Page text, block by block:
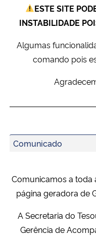
Controladoria-Geral da União
Advocacia-Geral da União
Planalto
ESTE SITE
INSTABILIDADE
Algumas
comando pois
Comunicado
Comunicamos a toda
página geradora de
A Secretaria do
Gerência de